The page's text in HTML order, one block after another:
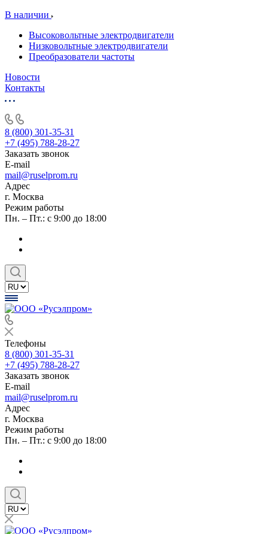
В наличии
Высоковольтные электродвигатели
Низковольтные электродвигатели
Преобразователи частоты
Новости
Контакты
8 (800) 301-35-31
+7 (495) 788-28-27
Заказать звонок
E-mail
mail@ruselprom.ru
Адрес
г. Москва
Режим работы
Пн. – Пт.: с 9:00 до 18:00
Телефоны
8 (800) 301-35-31
+7 (495) 788-28-27
Заказать звонок
E-mail
mail@ruselprom.ru
Адрес
г. Москва
Режим работы
Пн. – Пт.: с 9:00 до 18:00